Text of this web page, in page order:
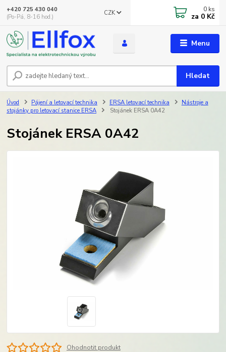
Menu
CZK
Hledat
+420 725 430 040
(Po-Pá, 8-16 hod.)
0 ks
za 0 Kč
Úvod Pájení a letovací technika ERSA letovací technika
Nástroje a
stojánky pro letovací stanice ERSA
Stojánek ERSA 0A42
Stojánek ERSA 0A42
Ohodnotit produkt